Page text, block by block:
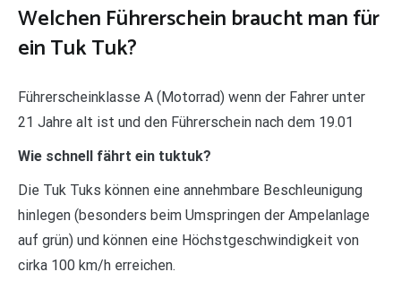
Welchen Führerschein braucht man für
ein Tuk Tuk?
Führerscheinklasse A (Motorrad) wenn der Fahrer unter
21 Jahre alt ist und den Führerschein nach dem 19.01
Wie schnell fährt ein tuktuk?
Die Tuk Tuks können eine annehmbare Beschleunigung
hinlegen (besonders beim Umspringen der Ampelanlage
auf grün) und können eine Höchstgeschwindigkeit von
cirka 100 km/h erreichen.